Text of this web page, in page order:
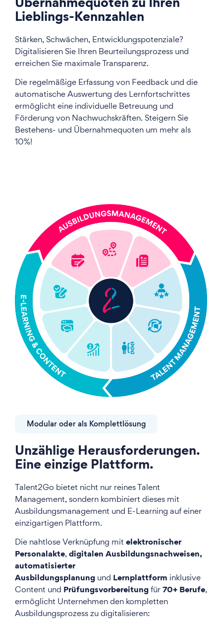
Lieblings-Kennzahlen
Stärken, Schwächen, Entwicklungspotenziale?
Digitalisieren Sie Ihren Beurteilungsprozess und
erreichen Sie maximale Transparenz.
Die regelmäßige Erfassung von Feedback und die
automatische Auswertung des Lernfortschrittes
ermöglicht eine individuelle Betreuung und
Förderung von Nachwuchskräften. Steigern Sie
Bestehens- und Übernahmequoten um mehr als
10%!
Modular oder als Komplettlösung
Unzählige Herausforderungen.
Eine einzige Plattform.
Talent2Go bietet nicht nur reines Talent
Management, sondern kombiniert dieses mit
Ausbildungsmanagement und E-Learning auf einer
einzigartigen Plattform.
Die nahtlose Verknüpfung mit elektronischer
Personalakte,digitalen Ausbildungsnachweisen,
automatisierter
Ausbildungsplanung und Lernplattform inklusive
Content und Prüfungsvorbereitungfür70+ Berufe,
ermöglicht Unternehmen den kompletten
Ausbildungsprozess zu digitalisieren: